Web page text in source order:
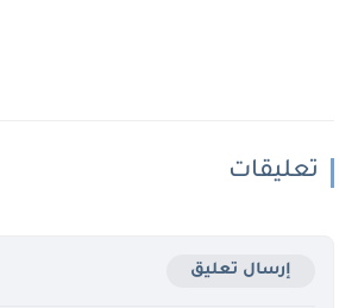
تعليقات
إرسال تعليق